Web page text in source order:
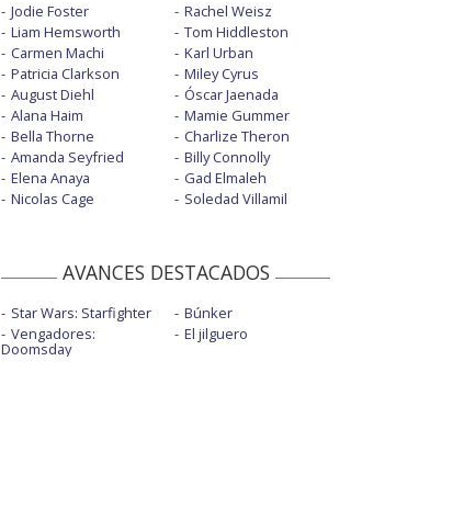
Jodie Foster
Liam Hemsworth
Carmen Machi
Patricia Clarkson
August Diehl
Alana Haim
Bella Thorne
Amanda Seyfried
Elena Anaya
Nicolas Cage
Rachel Weisz
Tom Hiddleston
Karl Urban
Miley Cyrus
Óscar Jaenada
Mamie Gummer
Charlize Theron
Billy Connolly
Gad Elmaleh
Soledad Villamil
AVANCES DESTACADOS
Star Wars: Starfighter
Vengadores:
Doomsday
Búnker
El jilguero